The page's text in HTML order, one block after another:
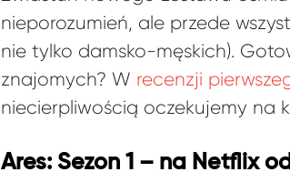
nieporozumień, ale przede
nie tylko damsko-męskich).
znajomych? W recenzji
niecierpliwością oczekujemy na
Ares: Sezon 1 – na Netflix